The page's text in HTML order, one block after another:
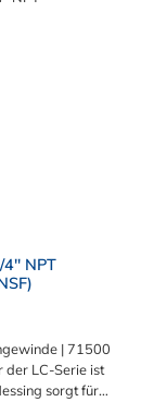
das
NPT
| 71500
der LC-Serie ist
sorgt für